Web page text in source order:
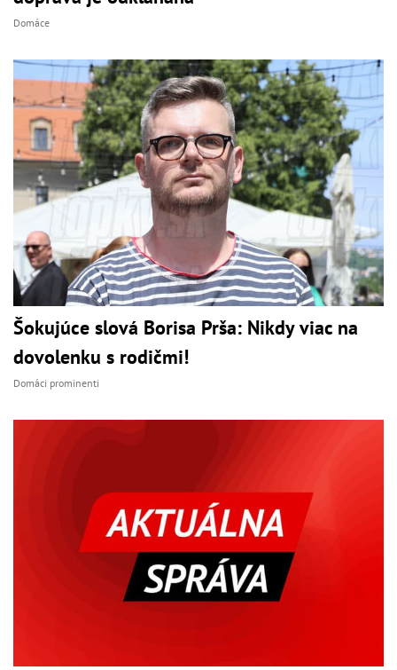
Domáce
Šokujúce slová Borisa Prša: Nikdy viac na
dovolenku s rodičmi!
Domáci prominenti